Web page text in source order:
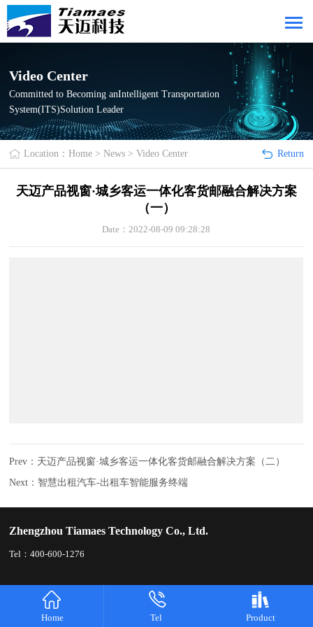
Video Center
Committed to Becoming anIntelligent Transportation
System(ITS)Solution Leader
Return
Location：Home >News >Video Center
天迈产品视窗·城乡客运一体化客货邮融合解决方案
（一）
Date：2022-08-09 09:28:28
Prev： 天迈产品视窗·城乡客运一体化客货邮融合解决方案（二）
Next： 智慧出租汽车-出租车智能服务终端
Zhengzhou Tiamaes Technology Co., Ltd.
Tel：400-600-1276
Home Tel Product